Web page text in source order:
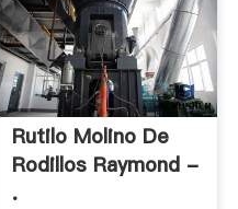
Rutilo Molino De
Rodillos Raymond -
.